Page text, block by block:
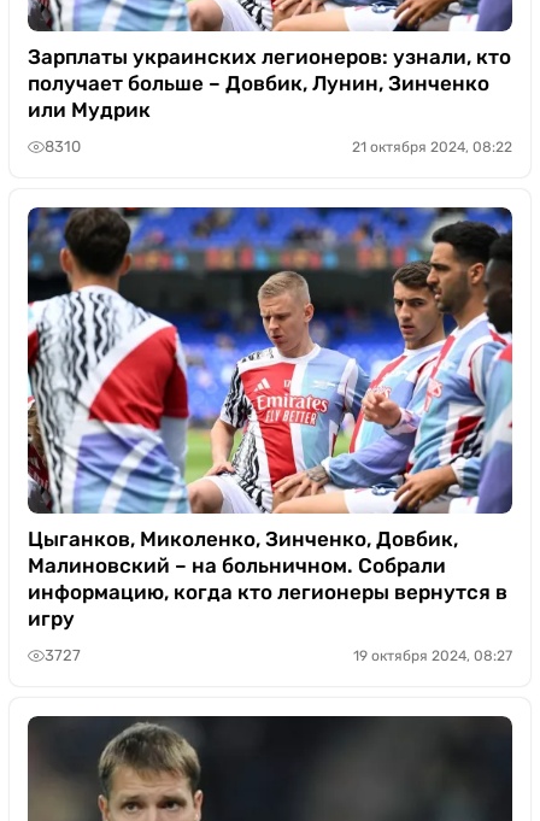
Зарплаты украинских легионеров: узнали, кто
получает больше – Довбик, Лунин, Зинченко
или Мудрик
8310 21 октября 2024, 08:22
Цыганков, Миколенко, Зинченко, Довбик,
Малиновский – на больничном. Собрали
информацию, когда кто легионеры вернутся в
игру
3727 19 октября 2024, 08:27